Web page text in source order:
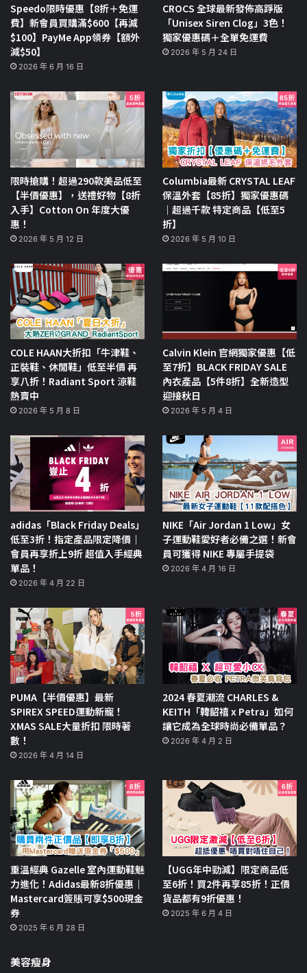
Speedo限時優惠【8折＋免運
費】新會員買購滿$600【再減
$100】PayMe App領券【額外
減$50】
2026 年 6 月 16 日
CROCS 全球最新發佈高踭版
「Unisex Siren Clog」3色！
獨家優惠碼＋全單免運費
2026 年 5 月 24 日
限時搶購！超過290款美品低至
【半價優惠】，送禮好物【8折
入手】Cotton On 年度大優
惠！
2026 年 5 月 12 日
Columbia最新 CRYSTAL LEAF
保溫外套【85折】獨家優惠碼
｜超過千款 特定商品【低至5
折】
2026 年 5 月 10 日
COLE HAAN大折扣「牛津鞋、
正裝鞋、休閒鞋」低至半價 再
享八折！Radiant Sport 涼鞋
熱賣中
2026 年 5 月 8 日
Calvin Klein 官網獨家優惠【低
至7折】BLACK FRIDAY SALE
內衣產品【5件8折】全新造型
迎接秋日
2026 年 5 月 4 日
adidas「Black Friday Deals」
低至3折！指定產品限定降價｜
會員再享折上9折 超值入手經典
單品！
2026 年 4 月 22 日
NIKE「Air Jordan 1 Low」女
子運動鞋愛好者必備之選！新會
員可獲得 NIKE 專屬手提袋
2026 年 4 月 16 日
PUMA【半價優惠】最新
SPIREX SPEED運動新寵！
XMAS SALE大量折扣 限時著
數！
2026 年 4 月 14 日
2024 春夏潮流 CHARLES &
KEITH「韓韶禧 x Petra」如何
讓它成為全球時尚必備單品？
2026 年 4 月 2 日
重溫經典 Gazelle 室內運動鞋魅
力進化！Adidas最新8折優惠｜
Mastercard簽賬可享$500現金
券
2025 年 6 月 28 日
【UGG年中勁減】限定商品低
至6折！買2件再享85折！正價
貨品都有9折優惠！
2025 年 6 月 4 日
美容瘦身